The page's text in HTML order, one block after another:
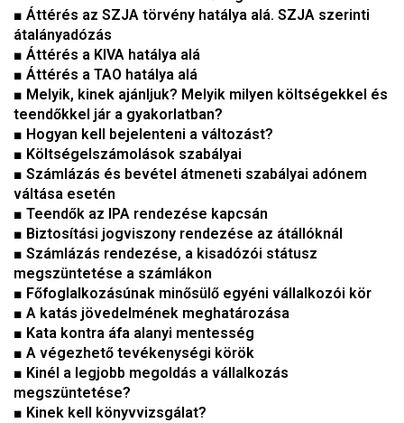
■ Áttérés az SZJA törvény hatálya alá. SZJA szerinti
átalányadózás
■ Áttérés a KIVA hatálya alá
■ Áttérés a TAO hatálya alá
■ Melyik, kinek ajánljuk? Melyik milyen költségekkel és
teendőkkel jár a gyakorlatban?
■ Hogyan kell bejelenteni a változást?
■ Költségelszámolások szabályai
■ Számlázás és bevétel átmeneti szabályai adónem
váltása esetén
■ Teendők az IPA rendezése kapcsán
■ Biztosítási jogviszony rendezése az átállóknál
■ Számlázás rendezése, a kisadózói státusz
megszüntetése a számlákon
■ Főfoglalkozásúnak minősülő egyéni vállalkozói kör
■ A katás jövedelmének meghatározása
■ Kata kontra áfa alanyi mentesség
■ A végezhető tevékenységi körök
■ Kinél a legjobb megoldás a vállalkozás
megszüntetése?
■ Kinek kell könyvvizsgálat?